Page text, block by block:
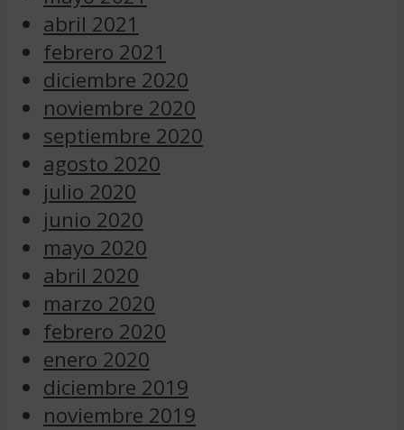
abril 2021
febrero 2021
diciembre 2020
noviembre 2020
septiembre 2020
agosto 2020
julio 2020
junio 2020
mayo 2020
abril 2020
marzo 2020
febrero 2020
enero 2020
diciembre 2019
noviembre 2019